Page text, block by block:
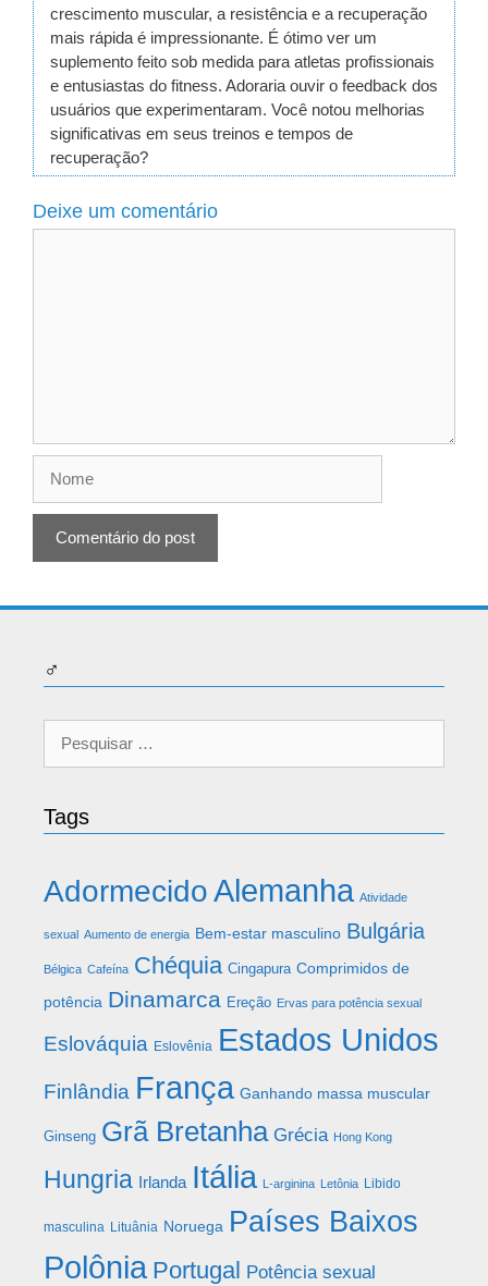
crescimento muscular, a resistência e a recuperação
mais rápida é impressionante. É ótimo ver um
suplemento feito sob medida para atletas profissionais
e entusiastas do fitness. Adoraria ouvir o feedback dos
usuários que experimentaram. Você notou melhorias
significativas em seus treinos e tempos de
recuperação?
Deixe um comentário
♂
Pesquisar
Tags
AdormecidoAlemanha Atividade
sexual Aumento de energia Bem-estar masculino Bulgária
Bélgica Cafeína Chéquia Cingapura Comprimidos de
potência Dinamarca Ereção Ervas para potência sexual
Eslováquia Eslovênia Estados Unidos
Finlândia França Ganhando massa muscular
Ginseng Grã Bretanha Grécia Hong Kong
Hungria Irlanda Itália L-arginina Letônia Libido
masculina Lituânia Noruega Países Baixos
Polônia Portugal Potência sexual